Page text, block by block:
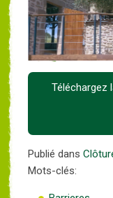
Téléchargez
Publié dans
Mots-clés: